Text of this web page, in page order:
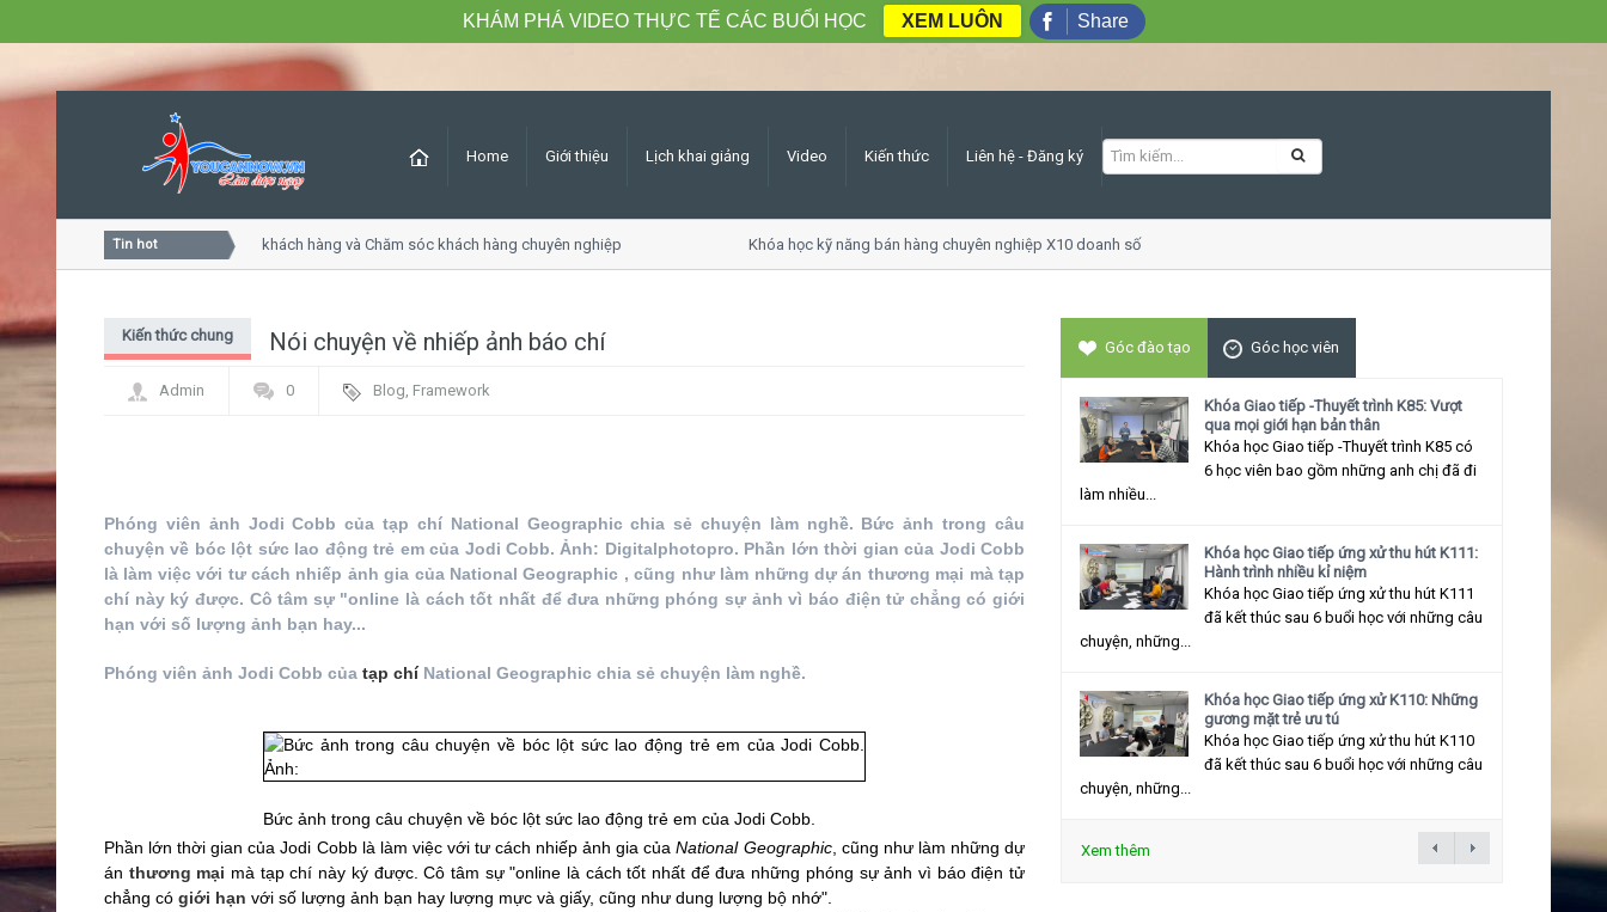
Home Giới thiệu Lịch khai giảng Video Kiến thức Liên hệ - Đăng ký
Tin hot
Khóa học Tư duy dịch vụ khách hàng và Chăm sóc khách hàng chuyên nghiệp Khóa học kỹ năng bán hàng chuyên nghiệp X10 doanh số
Nói chuyện về nhiếp ảnh báo chí
Kiến thức chung
Admin 0 Blog, Framework
Phóng viên ảnh Jodi Cobb của tạp chí National Geographic chia sẻ chuyện làm nghề. Bức ảnh trong câu
chuyện về bóc lột sức lao động trẻ em của Jodi Cobb. Ảnh: Digitalphotopro. Phần lớn thời gian của Jodi Cobb
là làm việc với tư cách nhiếp ảnh gia của National Geographic , cũng như làm những dự án thương mại mà tạp
chí này ký được. Cô tâm sự "online là cách tốt nhất để đưa những phóng sự ảnh vì báo điện tử chẳng có giới
hạn với số lượng ảnh bạn hay...
Phóng viên ảnh Jodi Cobb của tạp chíNational Geographic chia sẻ chuyện làm nghề.
Bức ảnh trong câu chuyện về bóc lột sức lao động trẻ em của Jodi Cobb.
Phần lớn thời gian của Jodi Cobb là làm việc với tư cách nhiếp ảnh gia củaNational Geographic, cũng như làm những dự
án thương mại mà tạp chí này ký được. Cô tâm sự "online là cách tốt nhất để đưa những phóng sự ảnh vì báo điện tử
chẳng có giới hạn với số lượng ảnh bạn hay lượng mực và giấy, cũng như dung lượng bộ nhớ".
Góc đào tạo Góc học viên
Khóa Giao tiếp -Thuyết trình K85: Vượt
qua mọi giới hạn bản thân
Khóa học Giao tiếp -Thuyết trình K85 có
6 học viên bao gồm những anh chị đã đi
làm nhiều...
Khóa học Giao tiếp ứng xử thu hút K111:
Hành trình nhiều kỉ niệm
Khóa học Giao tiếp ứng xử thu hút K111
đã kết thúc sau 6 buổi học với những câu
chuyện, những...
Khóa học Giao tiếp ứng xử K110: Những
gương mặt trẻ ưu tú
Khóa học Giao tiếp ứng xử thu hút K110
đã kết thúc sau 6 buổi học với những câu
chuyện, những...
Xem thêm
KHÁM PHÁ VIDEO THỰC TẾ CÁC BUỔI HỌC XEM LUÔN Share